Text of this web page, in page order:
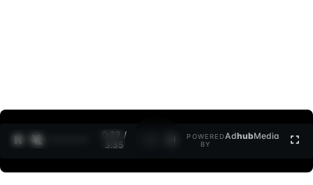
0:30 /
3:35
POWERED
BY
AdhubMedia